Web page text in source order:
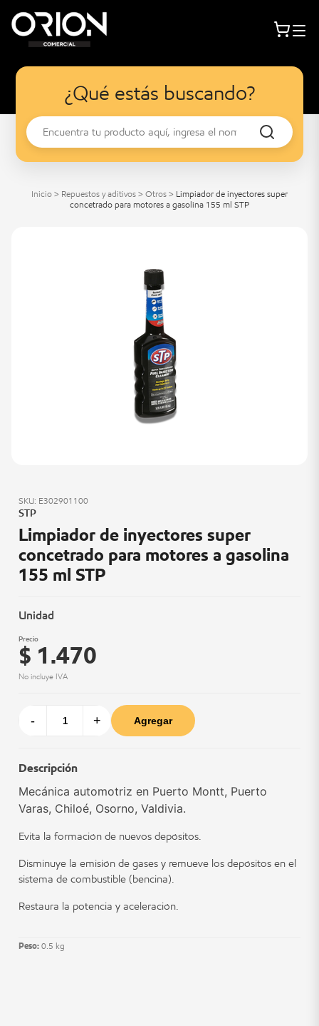
¿Qué estás buscando?
Inicio > Repuestos y aditivos > Otros > Limpiador de inyectores super
concetrado para motores a gasolina 155 ml STP
SKU: E302901100
STP
Limpiador de inyectores super
concetrado para motores a gasolina
155 ml STP
Unidad
Precio
$ 1.470
No incluye IVA
- + Agregar
Descripción
Mecánica automotriz en Puerto Montt, Puerto
Varas, Chiloé, Osorno, Valdivia.
Evita la formación de nuevos depósitos.
Disminuye la emisión de gases y remueve los depósitos en el
sistema de combustible (bencina).
Restaura la potencia y aceleración.
Peso: 0.5 kg